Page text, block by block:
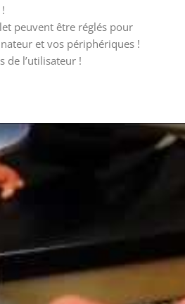
peuvent être réglés pour
et vos périphériques !
de l’utilisateur !